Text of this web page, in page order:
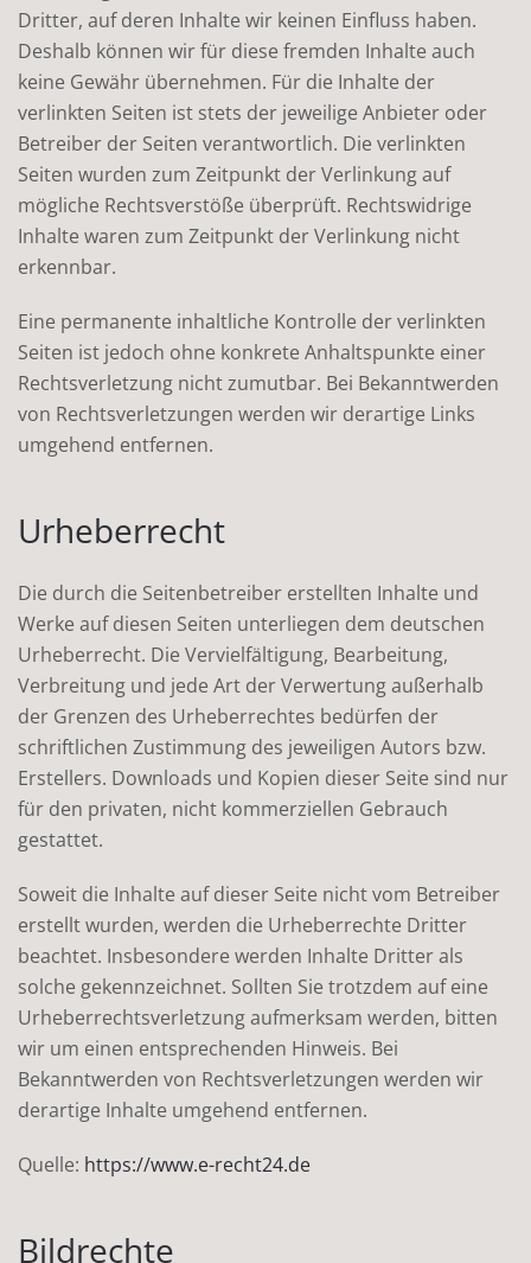
Dritter, auf deren Inhalte wir keinen Einfluss haben.
Deshalb können wir für diese fremden Inhalte auch
keine Gewähr übernehmen. Für die Inhalte der
verlinkten Seiten ist stets der jeweilige Anbieter oder
Betreiber der Seiten verantwortlich. Die verlinkten
Seiten wurden zum Zeitpunkt der Verlinkung auf
mögliche Rechtsverstöße überprüft. Rechtswidrige
Inhalte waren zum Zeitpunkt der Verlinkung nicht
erkennbar.
Eine permanente inhaltliche Kontrolle der verlinkten
Seiten ist jedoch ohne konkrete Anhaltspunkte einer
Rechtsverletzung nicht zumutbar. Bei Bekanntwerden
von Rechtsverletzungen werden wir derartige Links
umgehend entfernen.
Urheberrecht
Die durch die Seitenbetreiber erstellten Inhalte und
Werke auf diesen Seiten unterliegen dem deutschen
Urheberrecht. Die Vervielfältigung, Bearbeitung,
Verbreitung und jede Art der Verwertung außerhalb
der Grenzen des Urheberrechtes bedürfen der
schriftlichen Zustimmung des jeweiligen Autors bzw.
Erstellers. Downloads und Kopien dieser Seite sind nur
für den privaten, nicht kommerziellen Gebrauch
gestattet.
Soweit die Inhalte auf dieser Seite nicht vom Betreiber
erstellt wurden, werden die Urheberrechte Dritter
beachtet. Insbesondere werden Inhalte Dritter als
solche gekennzeichnet. Sollten Sie trotzdem auf eine
Urheberrechtsverletzung aufmerksam werden, bitten
wir um einen entsprechenden Hinweis. Bei
Bekanntwerden von Rechtsverletzungen werden wir
derartige Inhalte umgehend entfernen.
Quelle: https://www.e-recht24.de
Bildrechte